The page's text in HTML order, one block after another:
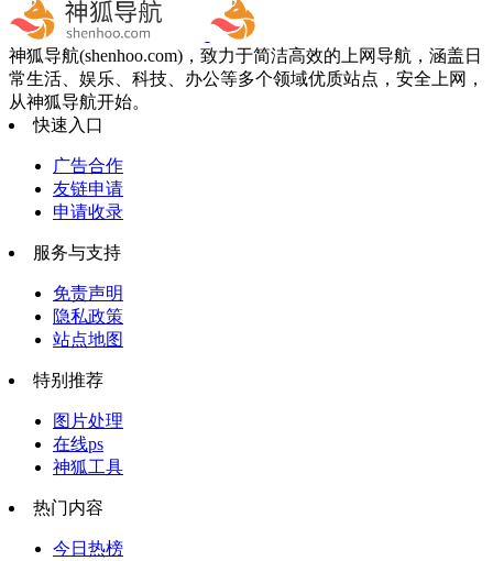
神狐导航(shenhoo.com)，致力于简洁高效的上网导航，涵盖日
常生活、娱乐、科技、办公等多个领域优质站点，安全上网，
从神狐导航开始。
快速入口
广告合作
友链申请
申请收录
服务与支持
免责声明
隐私政策
站点地图
特别推荐
图片处理
在线ps
神狐工具
热门内容
今日热榜